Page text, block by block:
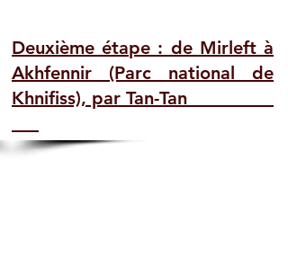
Deuxième étape : de Mirleft à
Akhfennir (Parc national de
Khnifiss), par Tan-Tan